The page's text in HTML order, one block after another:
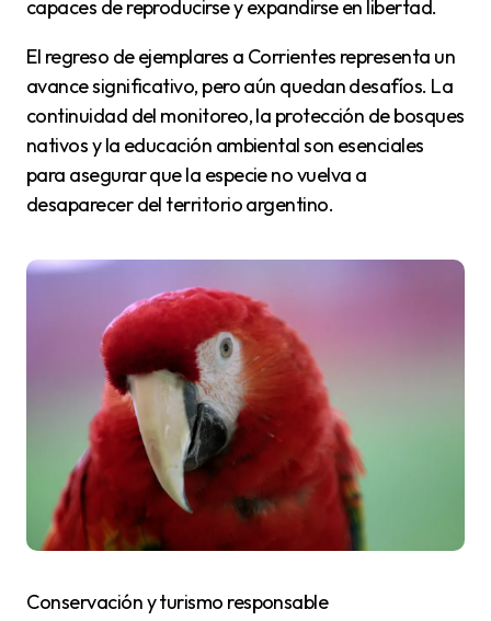
capaces de reproducirse y expandirse en libertad.
El regreso de ejemplares a Corrientes representa un
avance significativo, pero aún quedan desafíos. La
continuidad del monitoreo, la protección de bosques
nativos y la educación ambiental son esenciales
para asegurar que la especie no vuelva a
desaparecer del territorio argentino.
Conservación y turismo responsable